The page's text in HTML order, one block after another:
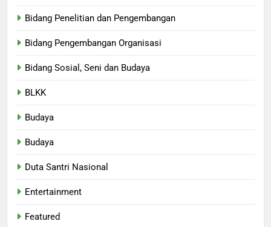
Bidang Penelitian dan Pengembangan
Bidang Pengembangan Organisasi
Bidang Sosial, Seni dan Budaya
BLKK
Budaya
Budaya
Duta Santri Nasional
Entertainment
Featured